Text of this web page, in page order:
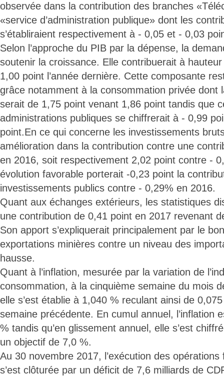
observée dans la contribution des branches
«service d’administration publique» dont les
s’établiraient respectivement à - 0,05 et - 0,03
Selon l’approche du PIB par la dépense, la
soutenir la croissance. Elle contribuerait à
1,00 point l’année dernière. Cette composante
grâce notamment à la consommation privée dont
serait de 1,75 point venant 1,86 point tandis que
administrations publiques se chiffrerait à - 0,99
point.En ce qui concerne les investissements
amélioration dans la contribution contre une
en 2016, soit respectivement 2,02 point contre -
évolution favorable porterait -0,23 point la
investissements publics contre - 0,29% en 2016.
Quant aux échanges extérieurs, les statistiques
une contribution de 0,41 point en 2017 revenant
Son apport s’expliquerait principalement par le
exportations minières contre un niveau des
hausse.
Quant à l’inflation, mesurée par la variation de
consommation, à la cinquième semaine du mois
elle s’est établie à 1,040 % reculant ainsi de
semaine précédente. En cumul annuel, l’inflation
% tandis qu’en glissement annuel, elle s’est
un objectif de 7,0 %.
Au 30 novembre 2017, l’exécution des opérations
s’est clôturée par un déficit de 7,6 milliards de